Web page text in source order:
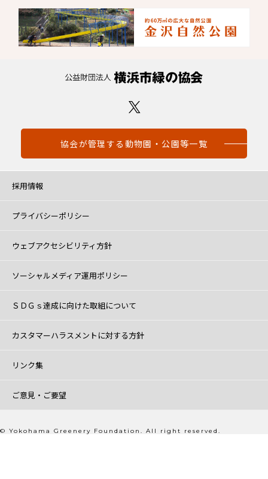
協会が管理する動物園・公園等一覧
採用情報
プライバシーポリシー
ウェブアクセシビリティ方針
ソーシャルメディア運用ポリシー
ＳＤＧｓ達成に向けた取組について
カスタマーハラスメントに対する方針
リンク集
ご意見・ご要望
© Yokohama Greenery Foundation. All right reserved.